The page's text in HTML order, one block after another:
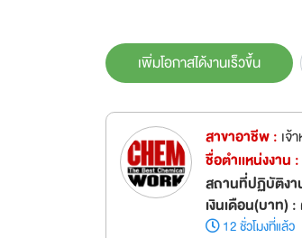
เพิ่มโอกาสได้งานเร็วขึ้น
สาขาอาชีพ : เจ้
ชื่อตำเเหน่งงาน :
สถานที่ปฏิบัติงา
เงินเดือน(บาท) :
12 ชั่วโมงที่แล้ว